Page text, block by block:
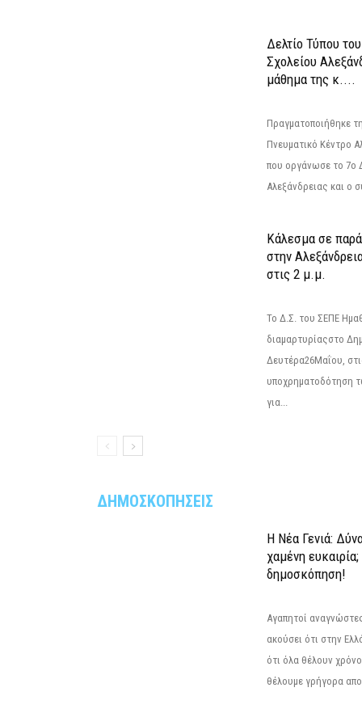
Δελτίο Τύπου
Σχολείου
μάθημα της κ....
Πραγματοποιήθηκε
Πνευματικό Κέντρο
που οργάνωσε το 7ο
Αλεξάνδρειας και ο
Κάλεσμα σε
στην
στις 2 μ.μ.
Το Δ.Σ. του ΣΕΠΕ
διαμαρτυρίαςστο
Δευτέρα26Μαΐου,
υποχρηματοδότηση
για...
ΔΗΜΟΣΚΟΠΗΣΕΙΣ
Η Νέα Γενιά:
χαμένη
δημοσκόπηση!
Αγαπητοί
ακούσει ότι στην
ότι όλα θέλουν
θέλουμε γρήγορα